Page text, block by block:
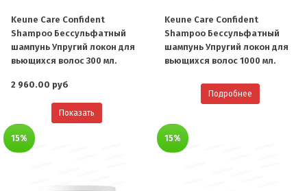
Keune Care Confident
Shampoo Бессульфатный
шампунь Упругий локон для
вьющихся волос 300 мл.
2 960.00 руб
Показать
Keune Care Confident
Shampoo Бессульфатный
шампунь Упругий локон для
вьющихся волос 1000 мл.
Подробнее
15% 15%